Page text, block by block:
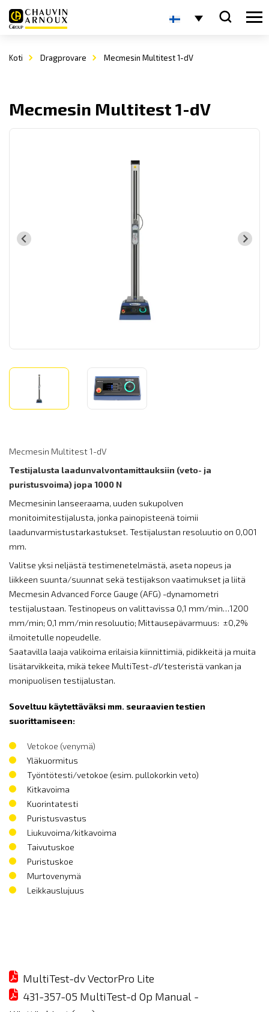
Koti Dragprovare Mecmesin Multitest 1-dV
Mecmesin Multitest 1-dV
Mecmesin Multitest 1-dV
Testijalusta laadunvalvontamittauksiin (veto- ja
puristusvoima) jopa 1000 N
Mecmesinin lanseeraama, uuden sukupolven
monitoimitestijalusta, jonka painopisteenä toimii
laadunvarmistustarkastukset. Testijalustan resoluutio on 0,001
mm.
Valitse yksi neljästä testimenetelmästä, aseta nopeus ja
liikkeen suunta/suunnat sekä testijakson vaatimukset ja liitä
Mecmesin Advanced Force Gauge (AFG) -dynamometri
testijalustaan. Testinopeus on valittavissa 0,1 mm/min…1200
mm/min; 0,1 mm/min resoluutio; Mittausepävarmuus: ±0,2%
ilmoitetulle nopeudelle.
Saatavilla laaja valikoima erilaisia kiinnittimiä, pidikkeitä ja muita
lisätarvikkeita, mikä tekee MultiTest-dVtesteristä vankan ja
monipuolisen testijalustan.
Soveltuu käytettäväksi mm. seuraavien testien
suorittamiseen:
Vetokoe (venymä)
Yläkuormitus
Työntötesti/vetokoe (esim. pullokorkin veto)
Kitkavoima
Kuorintatesti
Puristusvastus
Liukuvoima/kitkavoima
Taivutuskoe
Puristuskoe
Murtovenymä
Leikkauslujuus
MultiTest-dv VectorPro Lite
431-357-05 MultiTest-d Op Manual -